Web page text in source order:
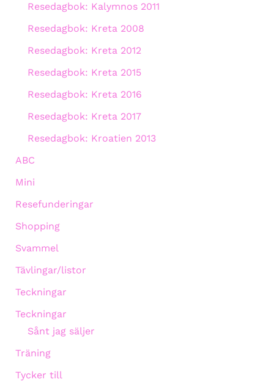
Resedagbok: Kalymnos 2011
Resedagbok: Kreta 2008
Resedagbok: Kreta 2012
Resedagbok: Kreta 2015
Resedagbok: Kreta 2016
Resedagbok: Kreta 2017
Resedagbok: Kroatien 2013
ABC
Mini
Resefunderingar
Shopping
Svammel
Tävlingar/listor
Teckningar
Teckningar
Sånt jag säljer
Träning
Tycker till